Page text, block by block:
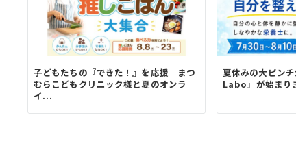
子どもたちの『できた！』を応援｜まつ
むらこどもクリニック様と夏のオンラ
イ...
夏休みの大ピンチか
Labo」が始まりま